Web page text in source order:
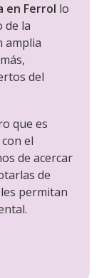
en Ferrol lo
de la
amplia
del
que es
el
de acercar
de
permitan